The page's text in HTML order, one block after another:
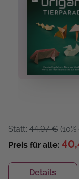
Statt: 44,97 €
Preis für alle:
Details